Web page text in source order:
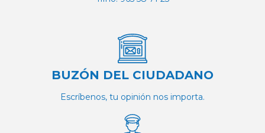
BUZÓN DEL CIUDADANO
Escríbenos, tu opinión nos importa.